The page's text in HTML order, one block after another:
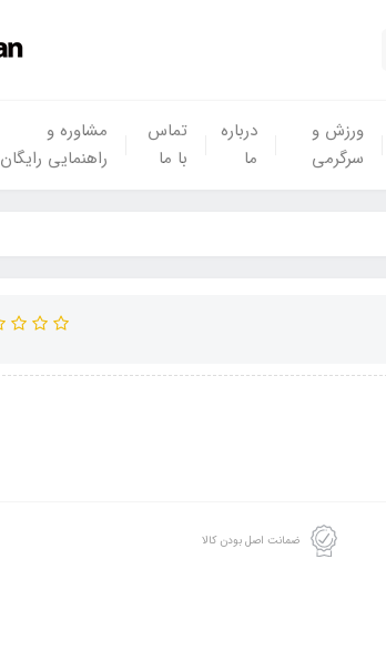
ورزش و
سرگرمی
درباره
ما
تماس
با ما
مشاوره و
راهنمایی رایگان
ضمانت اصل بودن کالا